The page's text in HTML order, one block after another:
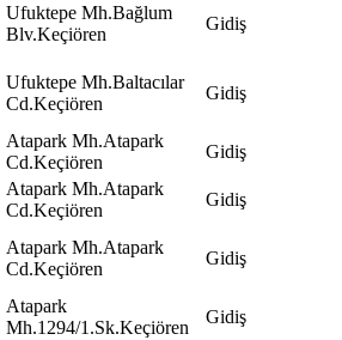
Ufuktepe Mh.Bağlum
Blv.Keçiören
Gidiş
Ufuktepe Mh.Baltacılar
Cd.Keçiören
Gidiş
Atapark Mh.Atapark
Cd.Keçiören
Gidiş
Atapark Mh.Atapark
Cd.Keçiören
Gidiş
Atapark Mh.Atapark
Cd.Keçiören
Gidiş
Atapark
Mh.1294/1.Sk.Keçiören
Gidiş